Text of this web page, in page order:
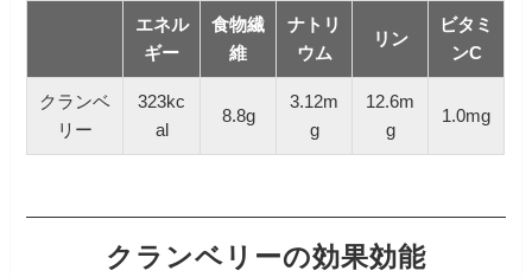
エネル
ギー
食物繊
維
ナトリ
ウム
リン
ビタミ
ンC
クランベ
リー
323kc
al
8.8g
3.12m
g
12.6m
g
1.0mg
クランベリーの効果効能